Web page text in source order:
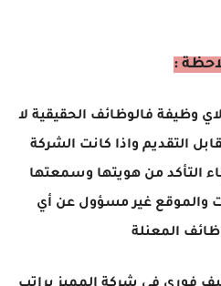
:
لاي وظيفة فالوظائف الحقيقية لا
التقديم واذا كانت الشركة
التأكد من هويتها وسمعتها
والموقع غير مسؤول عن أي
المعنلة